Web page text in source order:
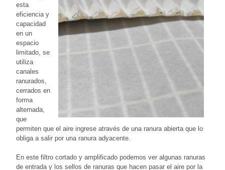
esta
eficiencia y
capacidad
en un
espacio
limitado, se
utiliza
canales
ranurados,
cerrados en
forma
alternada,
que
permiten que el aire ingrese através de una ranura abierta que lo
obliga a salir por una ranura adyacente.
En este filtro cortado y amplificado podemos ver algunas ranuras
de entrada y los sellos de ranuras que hacen pasar el aire por la